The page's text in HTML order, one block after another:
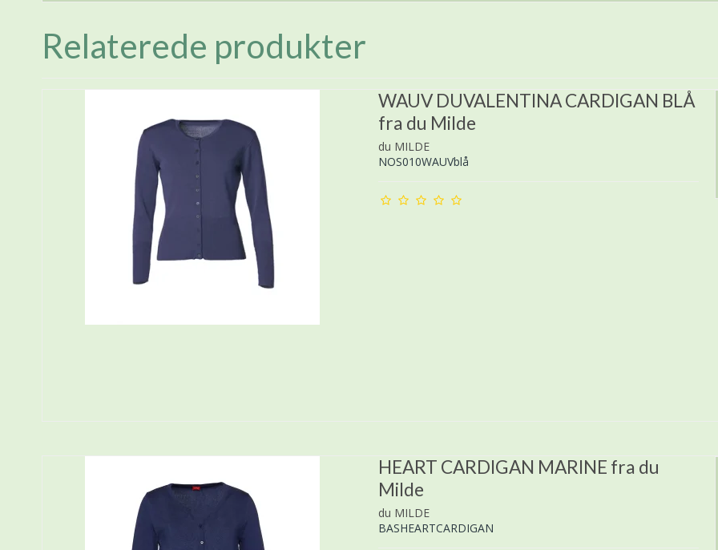
Relaterede produkter
WAUV DUVALENTINA CARDIGAN BLÅ
fra du Milde
du MILDE
NOS010WAUVblå
HEART CARDIGAN MARINE fra du
Milde
du MILDE
BASHEARTCARDIGAN